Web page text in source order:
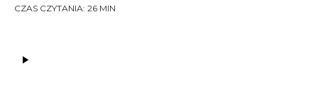
CZAS CZYTANIA: 26 MIN